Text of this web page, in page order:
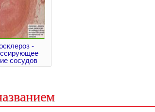
-
сосудов